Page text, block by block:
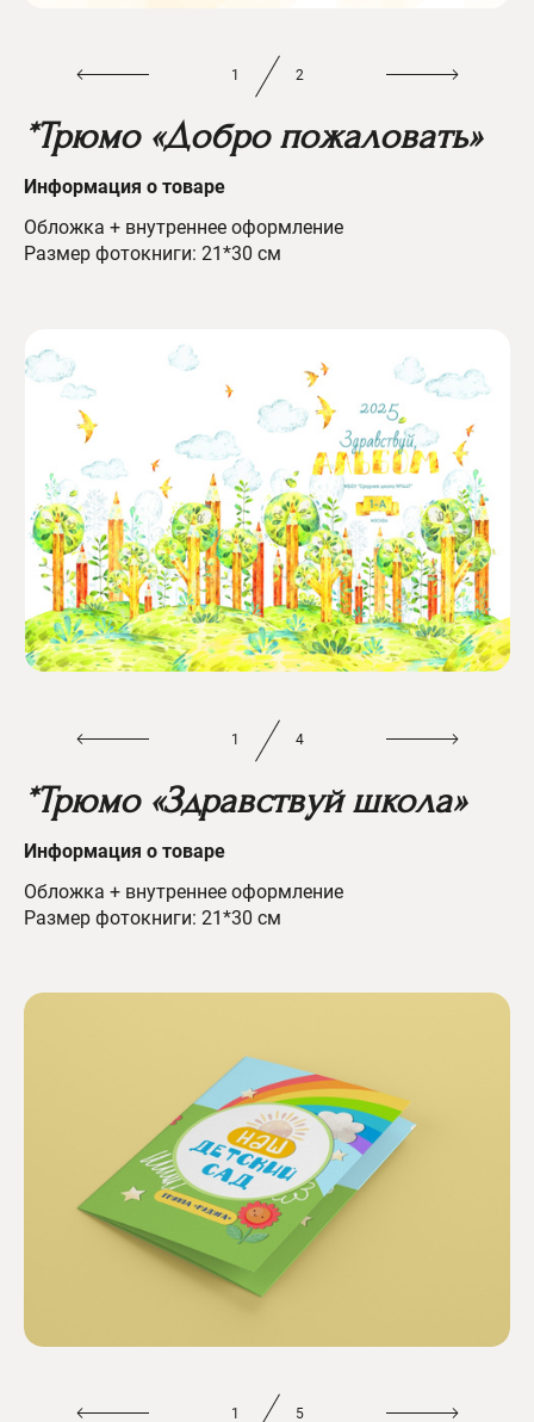
1 2
*Трюмо «Добро пожаловать»
Информация о товаре
Обложка + внутреннее оформление
Размер фотокниги: 21*30 см
1 4
*Трюмо «Здравствуй школа»
Информация о товаре
Обложка + внутреннее оформление
Размер фотокниги: 21*30 см
1 5